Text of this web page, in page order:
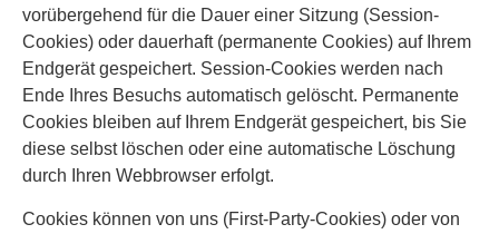
vorübergehend für die Dauer einer Sitzung (Session-
Cookies) oder dauerhaft (permanente Cookies) auf Ihrem
Endgerät gespeichert. Session-Cookies werden nach
Ende Ihres Besuchs automatisch gelöscht. Permanente
Cookies bleiben auf Ihrem Endgerät gespeichert, bis Sie
diese selbst löschen oder eine automatische Löschung
durch Ihren Webbrowser erfolgt.
Cookies können von uns (First-Party-Cookies) oder von